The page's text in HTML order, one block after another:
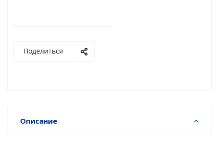
Поделиться
Описание